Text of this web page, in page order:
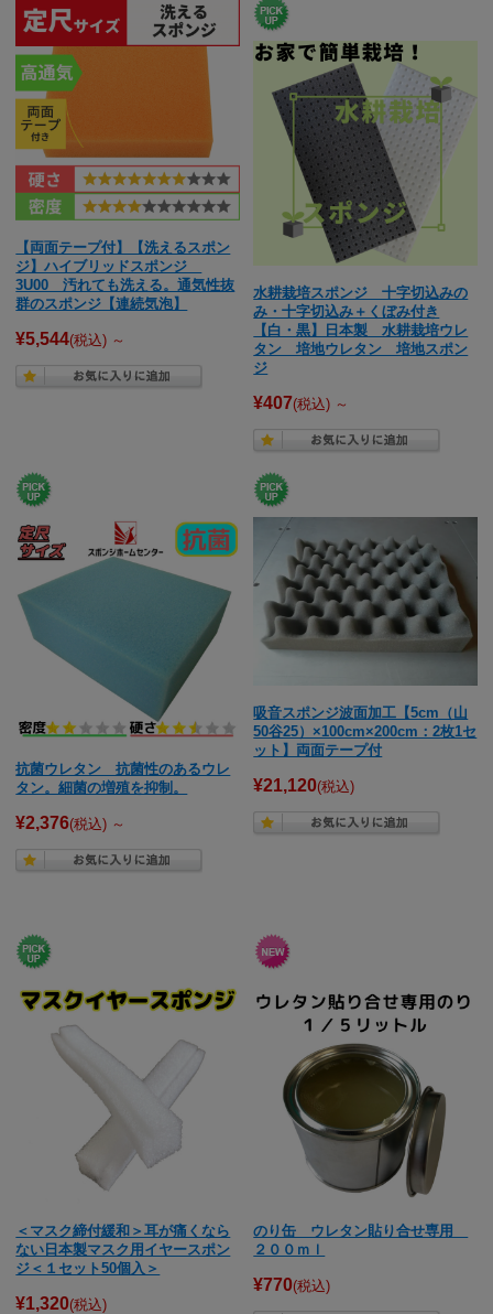
【両面テープ付】【洗えるスポン
ジ】ハイブリッドスポンジ
3U00 汚れても洗える。通気性抜
群のスポンジ【連続気泡】
¥5,544(税込) ～
水耕栽培スポンジ 十字切込みの
み・十字切込み＋くぼみ付き
【白・黒】日本製 水耕栽培ウレ
タン 培地ウレタン 培地スポン
ジ
¥407(税込) ～
抗菌ウレタン 抗菌性のあるウレ
タン。細菌の増殖を抑制。
¥2,376(税込) ～
吸音スポンジ波面加工【5cm（山
50谷25）×100cm×200cm：2枚1セ
ット】両面テープ付
¥21,120(税込)
＜マスク締付緩和＞耳が痛くなら
ない日本製マスク用イヤースポン
ジ＜１セット50個入＞
¥1,320(税込)
のり缶 ウレタン貼り合せ専用
２００ｍｌ
¥770(税込)